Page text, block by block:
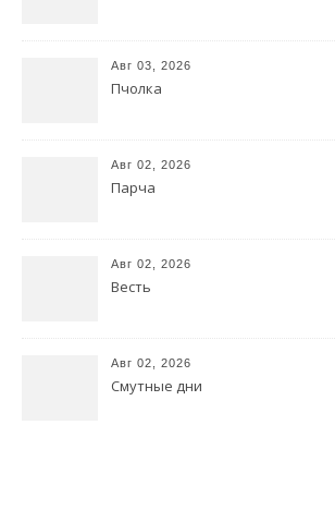
Авг 03, 2026
Пчолка
Авг 02, 2026
Парча
Авг 02, 2026
Весть
Авг 02, 2026
Смутные дни